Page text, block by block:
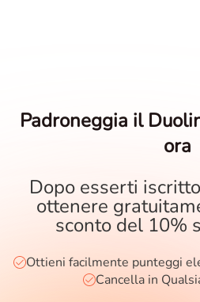
Padroneggia il
ora
Dopo esserti
ottenere
sconto del 10%
Ottieni facilmente punteggi
Cancella in